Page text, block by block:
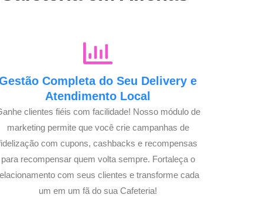
Completa do Seu Delivery e
Atendimento Local
clientes fiéis com facilidade! Nosso módulo de
marketing permite que você crie campanhas de
com cupons, cashbacks e recompensas
para recompensar quem volta sempre. Fortaleça o
com seus clientes e transforme cada
um em um fã do sua Cafeteria!